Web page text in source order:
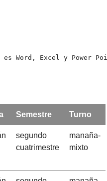
es Word, Excel y Power
Semestre Turno
segundo
cuatrimestre
manaña-
mixto